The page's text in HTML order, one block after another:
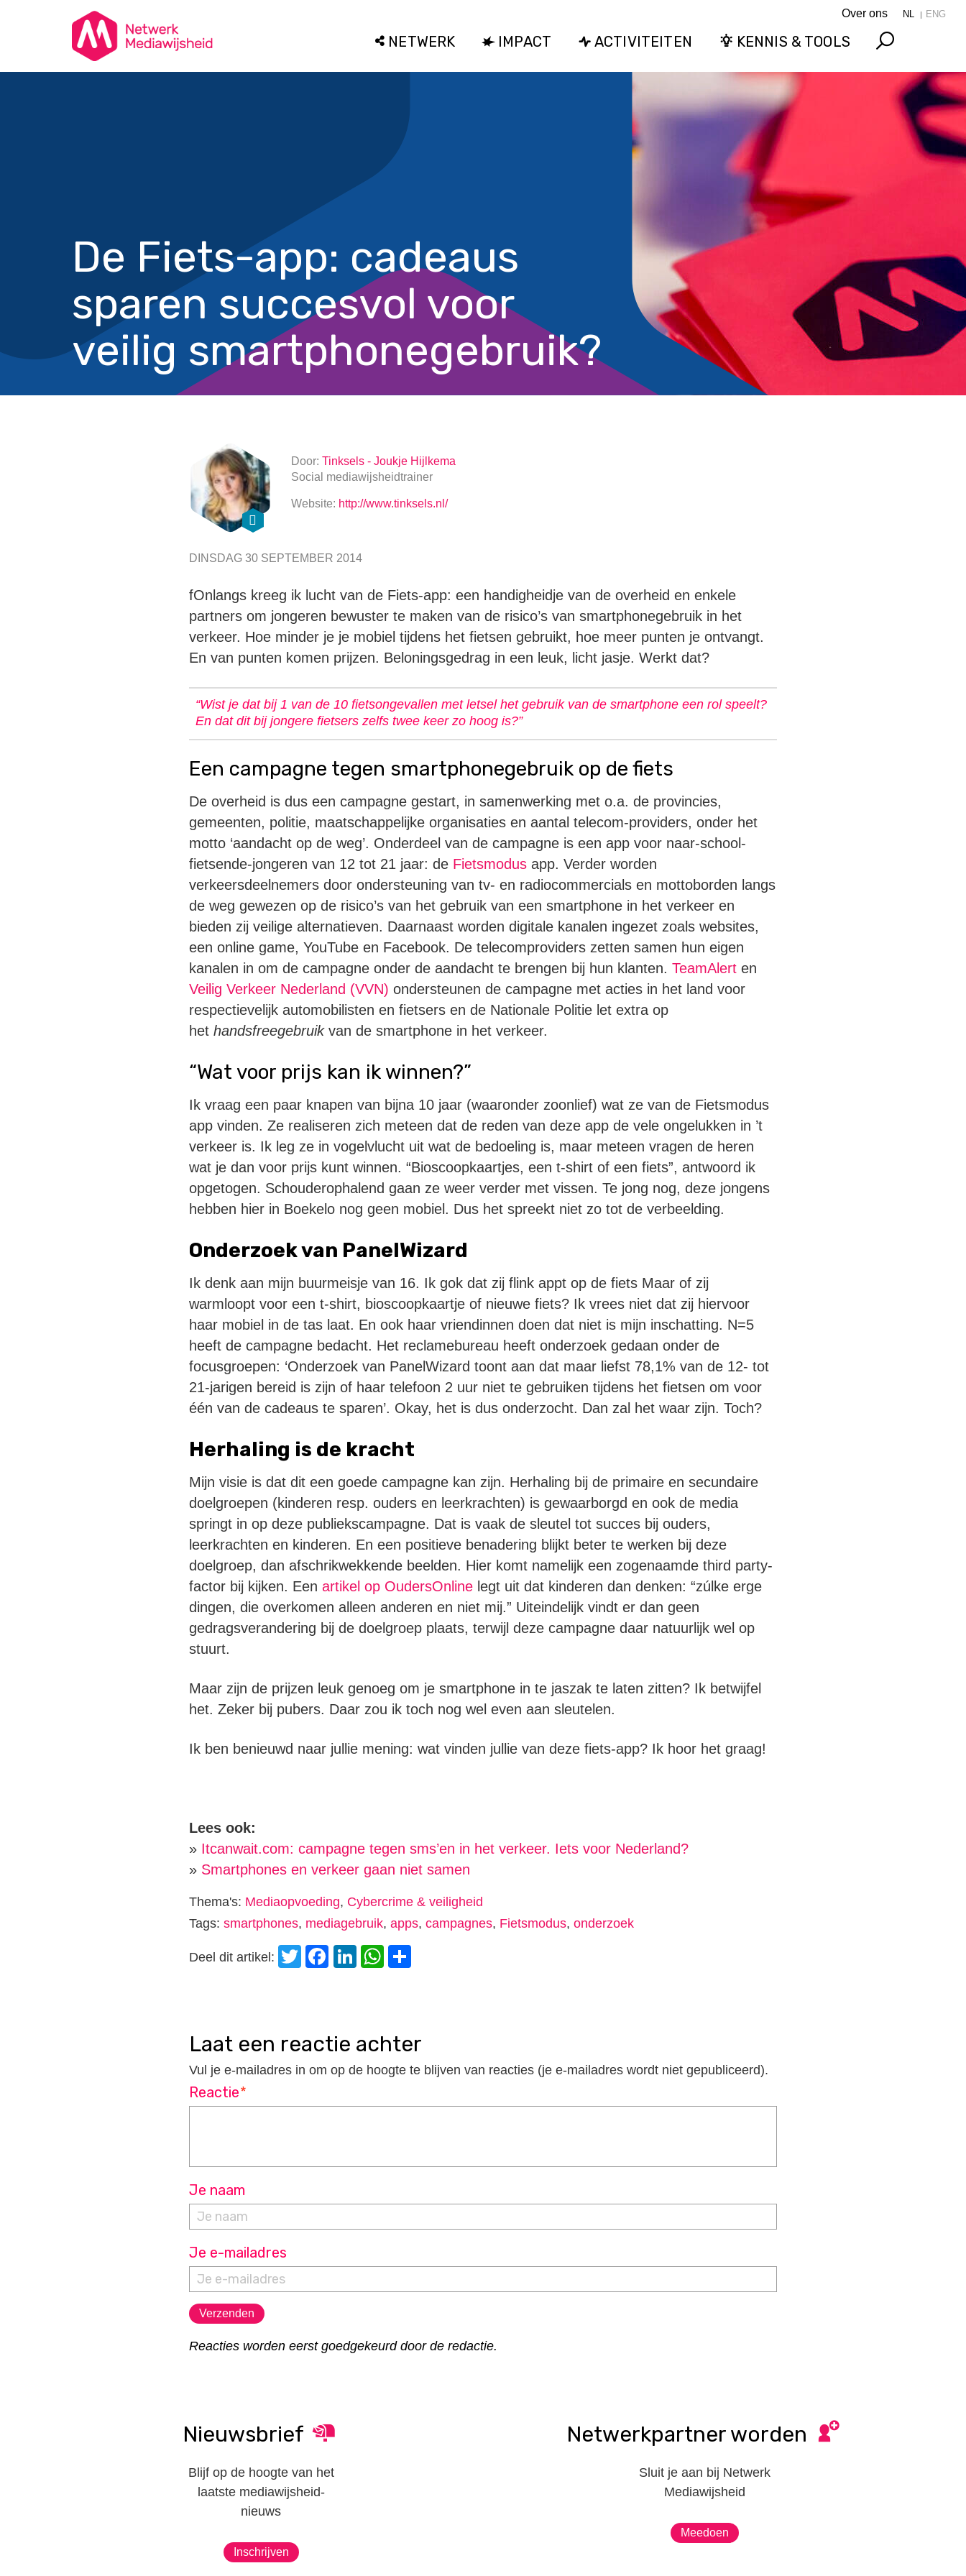
Over ons NL ENG
NETWERK IMPACT ACTIVITEITEN KENNIS & TOOLS
De Fiets-app: cadeaus
sparen succesvol voor
veilig smartphonegebruik?
Door: Tinksels - Joukje Hijlkema
Social mediawijsheidtrainer
Website: http://www.tinksels.nl/
DINSDAG 30 SEPTEMBER 2014
fOnlangs kreeg ik lucht van de Fiets-app: een handigheidje van de overheid en enkele
partners om jongeren bewuster te maken van de risico’s van smartphonegebruik in het
verkeer. Hoe minder je je mobiel tijdens het fietsen gebruikt, hoe meer punten je ontvangt.
En van punten komen prijzen. Beloningsgedrag in een leuk, licht jasje. Werkt dat?
“Wist je dat bij 1 van de 10 fietsongevallen met letsel het gebruik van de smartphone een rol speelt?
En dat dit bij jongere fietsers zelfs twee keer zo hoog is?”
Een campagne tegen smartphonegebruik op de fiets
De overheid is dus een campagne gestart, in samenwerking met o.a. de provincies,
gemeenten, politie, maatschappelijke organisaties en aantal telecom-providers, onder het
motto ‘aandacht op de weg’. Onderdeel van de campagne is een app voor naar-school-
fietsende-jongeren van 12 tot 21 jaar: de Fietsmodusapp. Verder worden
verkeersdeelnemers door ondersteuning van tv- en radiocommercials en mottoborden langs
de weg gewezen op de risico’s van het gebruik van een smartphone in het verkeer en
bieden zij veilige alternatieven. Daarnaast worden digitale kanalen ingezet zoals websites,
een online game, YouTube en Facebook. De telecomproviders zetten samen hun eigen
kanalen in om de campagne onder de aandacht te brengen bij hun klanten. TeamAlerten
Veilig Verkeer Nederland (VVN) ondersteunen de campagne met acties in het land voor
respectievelijk automobilisten en fietsers en de Nationale Politie let extra op
het handsfreegebruikvan de smartphone in het verkeer.
“Wat voor prijs kan ik winnen?”
Ik vraag een paar knapen van bijna 10 jaar (waaronder zoonlief) wat ze van de Fietsmodus
app vinden. Ze realiseren zich meteen dat de reden van deze app de vele ongelukken in ’t
verkeer is. Ik leg ze in vogelvlucht uit wat de bedoeling is, maar meteen vragen de heren
wat je dan voor prijs kunt winnen. “Bioscoopkaartjes, een t-shirt of een fiets”, antwoord ik
opgetogen. Schouderophalend gaan ze weer verder met vissen. Te jong nog, deze jongens
hebben hier in Boekelo nog geen mobiel. Dus het spreekt niet zo tot de verbeelding.
Onderzoek van PanelWizard
Ik denk aan mijn buurmeisje van 16. Ik gok dat zij flink appt op de fiets Maar of zij
warmloopt voor een t-shirt, bioscoopkaartje of nieuwe fiets? Ik vrees niet dat zij hiervoor
haar mobiel in de tas laat. En ook haar vriendinnen doen dat niet is mijn inschatting. N=5
heeft de campagne bedacht. Het reclamebureau heeft onderzoek gedaan onder de
focusgroepen: ‘Onderzoek van PanelWizard toont aan dat maar liefst 78,1% van de 12- tot
21-jarigen bereid is zijn of haar telefoon 2 uur niet te gebruiken tijdens het fietsen om voor
één van de cadeaus te sparen’. Okay, het is dus onderzocht. Dan zal het waar zijn. Toch?
Herhaling is de kracht
Mijn visie is dat dit een goede campagne kan zijn. Herhaling bij de primaire en secundaire
doelgroepen (kinderen resp. ouders en leerkrachten) is gewaarborgd en ook de media
springt in op deze publiekscampagne. Dat is vaak de sleutel tot succes bij ouders,
leerkrachten en kinderen. En een positieve benadering blijkt beter te werken bij deze
doelgroep, dan afschrikwekkende beelden. Hier komt namelijk een zogenaamde third party-
factor bij kijken. Een artikel op OudersOnlinelegt uit dat kinderen dan denken: “zúlke erge
dingen, die overkomen alleen anderen en niet mij.” Uiteindelijk vindt er dan geen
gedragsverandering bij de doelgroep plaats, terwijl deze campagne daar natuurlijk wel op
stuurt.
Maar zijn de prijzen leuk genoeg om je smartphone in te jaszak te laten zitten? Ik betwijfel
het. Zeker bij pubers. Daar zou ik toch nog wel even aan sleutelen.
Ik ben benieuwd naar jullie mening: wat vinden jullie van deze fiets-app? Ik hoor het graag!
Lees ook:
» Itcanwait.com: campagne tegen sms’en in het verkeer. Iets voor Nederland?
» Smartphones en verkeer gaan niet samen
Thema's: Mediaopvoeding, Cybercrime & veiligheid
Tags: smartphones, mediagebruik, apps, campagnes, Fietsmodus, onderzoek
Deel dit artikel: Twitter
Facebook
LinkedIn
WhatsApp
laat een reactie achter
Vul je e-mailadres in om op de hoogte te blijven van reacties (je e-mailadres wordt niet gepubliceerd).
Reactie*
Je naam
Je e-mailadres
Reacties worden eerst goedgekeurd door de redactie.
Nieuwsbrief
Blijf op de hoogte van het
laatste mediawijsheid-
nieuws
Inschrijven
Netwerkpartner worden
Sluit je aan bij Netwerk
Mediawijsheid
Meedoen